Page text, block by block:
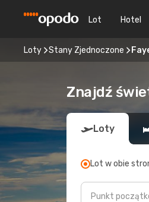
Lot Hotel
Loty Stany Zjednoczone
Znajdź
Loty
Lot w obie
Punkt